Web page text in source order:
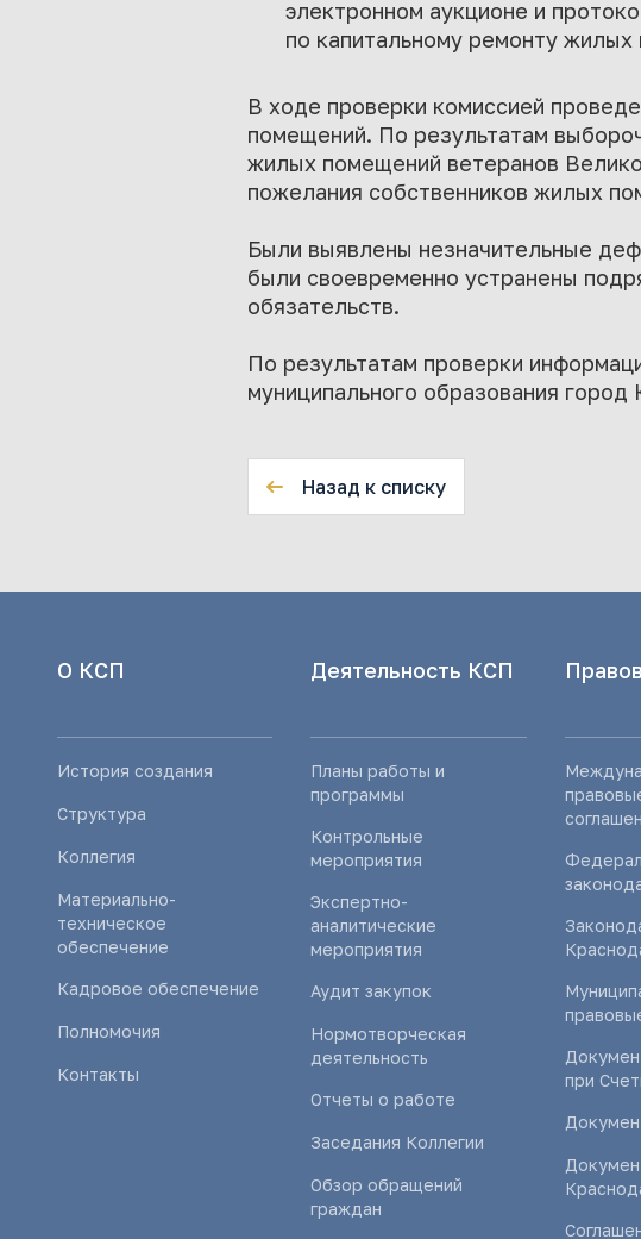
электронном аукционе и
по капитальному ремонту
В ходе проверки комиссией
помещений. По результатам
жилых помещений ветеранов
пожелания собственников жилых
Были выявлены незначительные
были своевременно устранены
обязательств.
По результатам проверки
муниципального образования
Назад к списку
О КСП
История создания
Структура
Коллегия
Материально-
техническое
обеспечение
Кадровое обеспечение
Полномочия
Контакты
Деятельность КСП
Планы работы и
программы
Контрольные
мероприятия
Экспертно-
аналитические
мероприятия
Аудит закупок
Нормотворческая
деятельность
Отчеты о работе
Заседания Коллегии
Обзор обращений
граждан
при